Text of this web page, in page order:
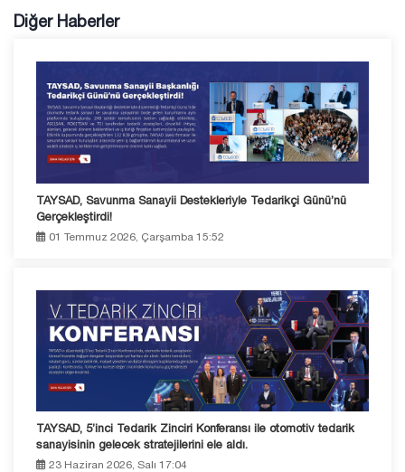
Diğer Haberler
TAYSAD, Savunma Sanayii Destekleriyle Tedarikçi Günü’nü
Gerçekleştirdi!
01 Temmuz 2026, Çarşamba 15:52
TAYSAD, 5’inci Tedarik Zinciri Konferansı ile otomotiv tedarik
sanayisinin gelecek stratejilerini ele aldı.
23 Haziran 2026, Salı 17:04